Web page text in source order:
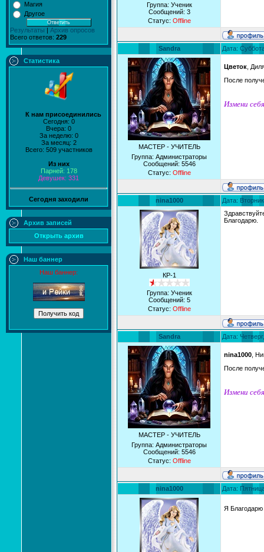
Магия
Другое
Результаты | Архив опросов
Всего ответов: 229
Статистика
К нам присоединились
Сегодня: 0
Вчера: 0
За неделю: 0
За месяц: 2
Всего: 509 участников
Из них
Парней: 178
Девушек: 331
Сегодня заходили
Архив записей
Открыть архив
Наш баннер
Наш баннер:
Группа: Ученик
Сообщений: 3
Статус: Offline
Sandra Дата:
МАСТЕР - УЧИТЕЛЬ
Группа: Администраторы
Сообщений: 5546
Статус: Offline
Цветок ,
После
Измени
nina1000 Дата:
КР-1
Группа: Ученик
Сообщений: 5
Статус: Offline
Благодарю.
Sandra Дата:
МАСТЕР - УЧИТЕЛЬ
Группа: Администраторы
Сообщений: 5546
Статус: Offline
nina1000 ,
После
Измени
nina1000 Дата:
Я